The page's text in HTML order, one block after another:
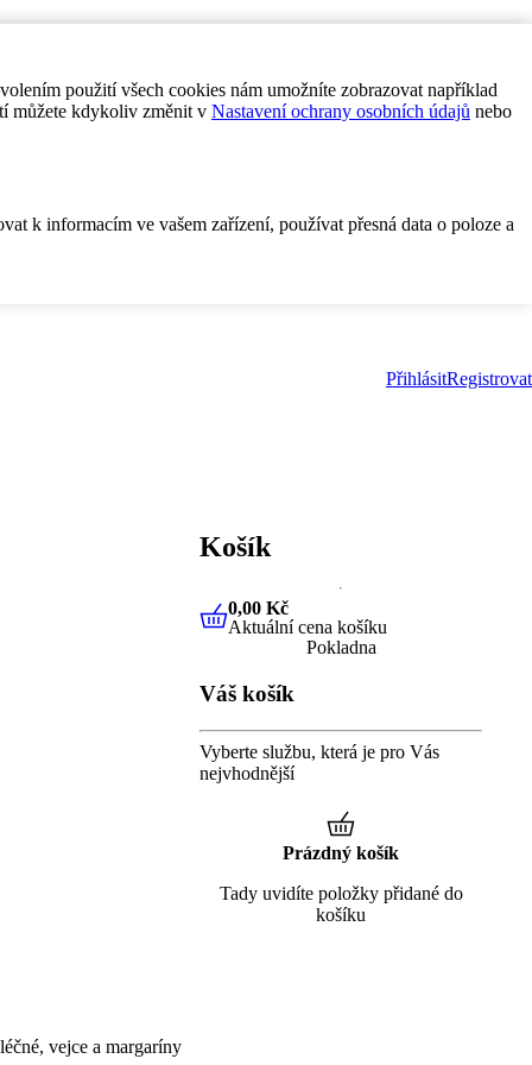
použití všech cookies nám umožníte zobrazovat například
můžete kdykoliv změnit v Nastavení ochrany osobních údajů nebo
k informacím ve vašem zařízení, používat přesná data o poloze a
PřihlásitRegistrovat
vejce a margaríny
Košík
0,00 KčAktuální cena košíku
0,00 Kč
Aktuální cena košíku
Pokladna
Váš košík
Vyberte službu, která je pro Vás
nejvhodnější
Prázdný košík
Tady uvidíte položky přidané do
košíku